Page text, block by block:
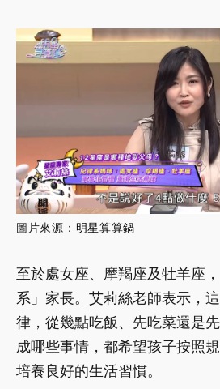
圖片來源： 明星算算鍋
至於處女座、摩羯座及牡羊座
系」家長。艾莉絲老師表示，
律，從幾點吃飯、先吃菜還是
成哪些事情，都希望孩子按照
培養良好的生活習慣。